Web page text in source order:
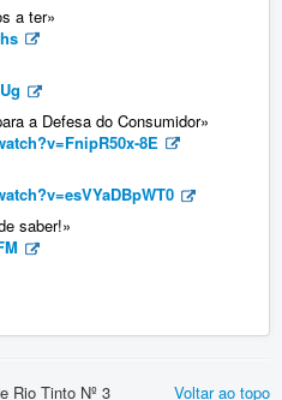
a ter»
a Defesa do Consumidor»
8E
saber!»
Voltar ao topo
Rio Tinto Nº 3